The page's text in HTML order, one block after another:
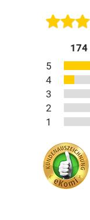
174
5
4
3
2
1